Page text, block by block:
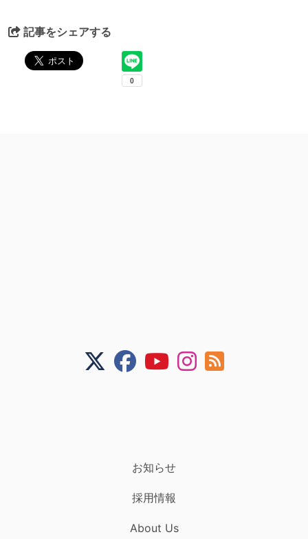
記事をシェアする
お知らせ
採用情報
About Us